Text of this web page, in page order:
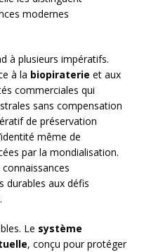
modernes
à plusieurs impératifs.
à la biopiraterie et aux
commerciales qui
sans compensation
de préservation
même de
par la mondialisation.
durables aux défis
Le système
, conçu pour protéger